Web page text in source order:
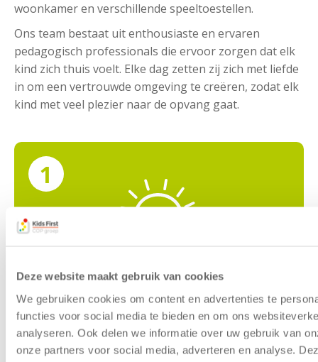
Deze website maakt gebruik van cookies
We gebruiken cookies om content en advertenties te
functies voor social media te bieden en om ons
analyseren. Ook delen we informatie over uw gebruik van
onze partners voor social media, adverteren en analyse.
woonkamer en verschillende speeltoestellen.
Ons team bestaat uit enthousiaste en ervaren
pedagogisch professionals die ervoor zorgen dat elk
kind zich thuis voelt. Elke dag zetten zij zich met liefde
in om een vertrouwde omgeving te creëren, zodat elk
kind met veel plezier naar de opvang gaat.
Goedemorgen!
We staan klaar om je te ontvangen.